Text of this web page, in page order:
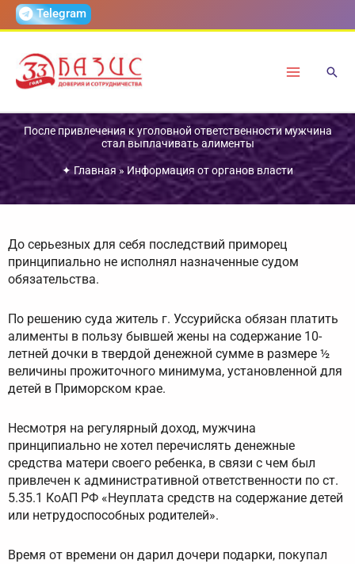
ПерейтиTelegram
После привлечения к уголовной ответственности мужчина
стал выплачивать алименты
✦Главная»Информация от органов власти
До серьезных для себя последствий приморец
принципиально не исполнял назначенные судом
обязательства.
По решению суда житель г. Уссурийска обязан платить
алименты в пользу бывшей жены на содержание 10-
летней дочки в твердой денежной сумме в размере ½
величины прожиточного минимума, установленной для
детей в Приморском крае.
Несмотря на регулярный доход, мужчина
принципиально не хотел перечислять денежные
средства матери своего ребенка, в связи с чем был
привлечен к административной ответственности по ст.
5.35.1 КоАП РФ «Неуплата средств на содержание детей
или нетрудоспособных родителей».
Время от времени он дарил дочери подарки, покупал